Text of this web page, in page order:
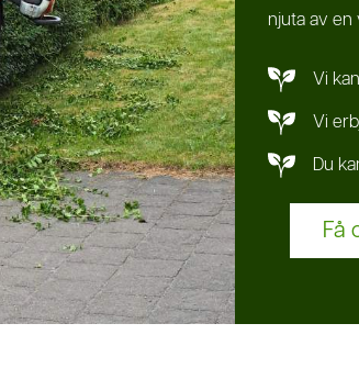
njuta av en
Vi
Vi
Du
Få